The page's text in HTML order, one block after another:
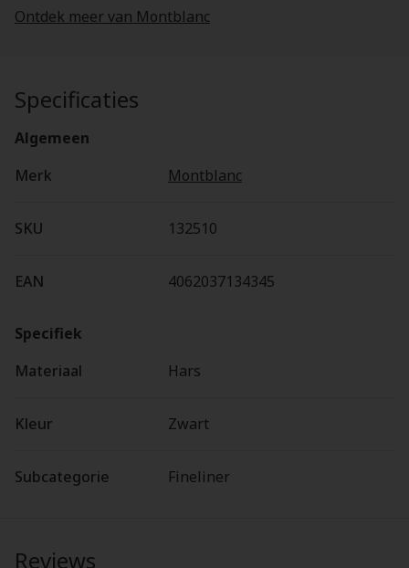
Ontdek meer van Montblanc
Specificaties
Algemeen
Merk
Montblanc
SKU 132510
EAN 4062037134345
Specifiek
Materiaal
Hars
Kleur Zwart
Subcategorie Fineliner
Reviews